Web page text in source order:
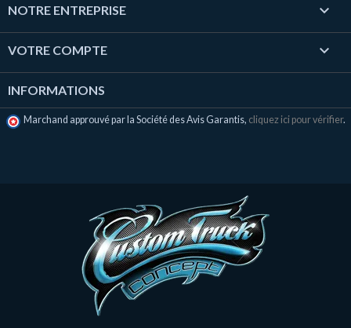
NOTRE ENTREPRISE 
VOTRE COMPTE 
INFORMATIONS
Marchand approuvé par la Société des Avis Garantis, cliquez ici pour vérifier.